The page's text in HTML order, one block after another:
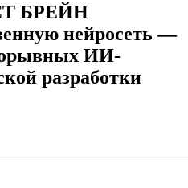
БРЕЙН
нейросеть —
ИИ-
разработки